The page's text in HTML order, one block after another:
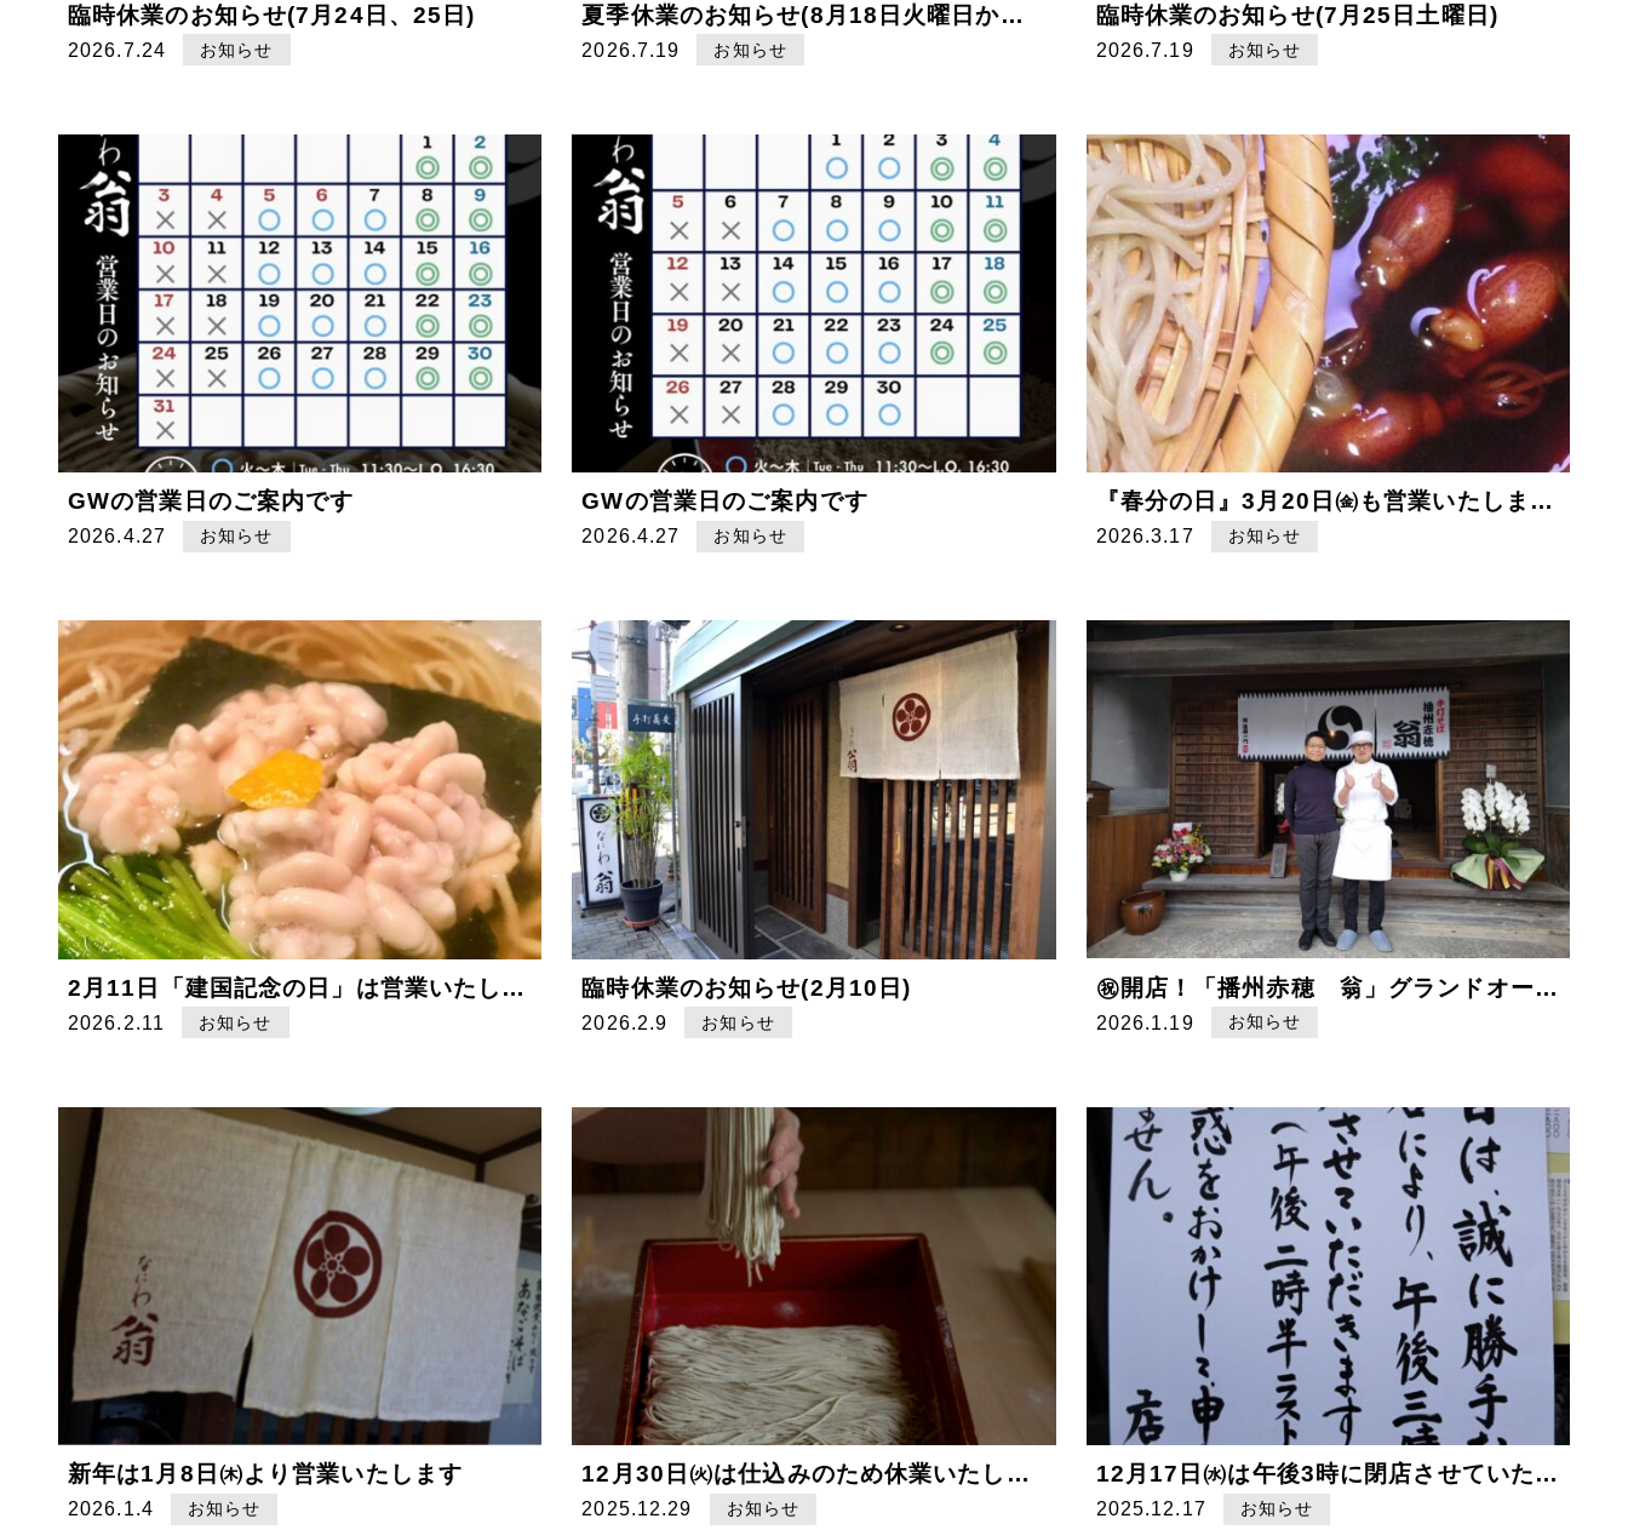
臨時休業のお知らせ(7月24日、25日)
2026.7.24 お知らせ
夏季休業のお知らせ(8月18日火曜日から22日土曜日)
2026.7.19 お知らせ
臨時休業のお知らせ(7月25日土曜日)
2026.7.19 お知らせ
GWの営業日のご案内です
2026.4.27 お知らせ
GWの営業日のご案内です
2026.4.27 お知らせ
『春分の日』3月20日㈮も営業いたします。
2026.3.17 お知らせ
2月11日「建国記念の日」は営業いたします。
2026.2.11 お知らせ
臨時休業のお知らせ(2月10日)
2026.2.9 お知らせ
㊗️開店！「播州赤穂 翁」グランドオープンしました！
2026.1.19 お知らせ
新年は1月8日㈭より営業いたします
2026.1.4 お知らせ
12月30日㈫は仕込みのため休業いたします
2025.12.29 お知らせ
12月17日㈬は午後3時に閉店させていただきます
2025.12.17 お知らせ